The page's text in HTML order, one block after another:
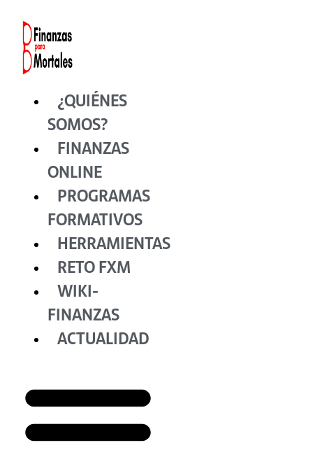
contenido
¿QUIÉNES
SOMOS?
FINANZAS
ONLINE
PROGRAMAS
FORMATIVOS
HERRAMIENTAS
RETO FXM
WIKI-
FINANZAS
ACTUALIDAD